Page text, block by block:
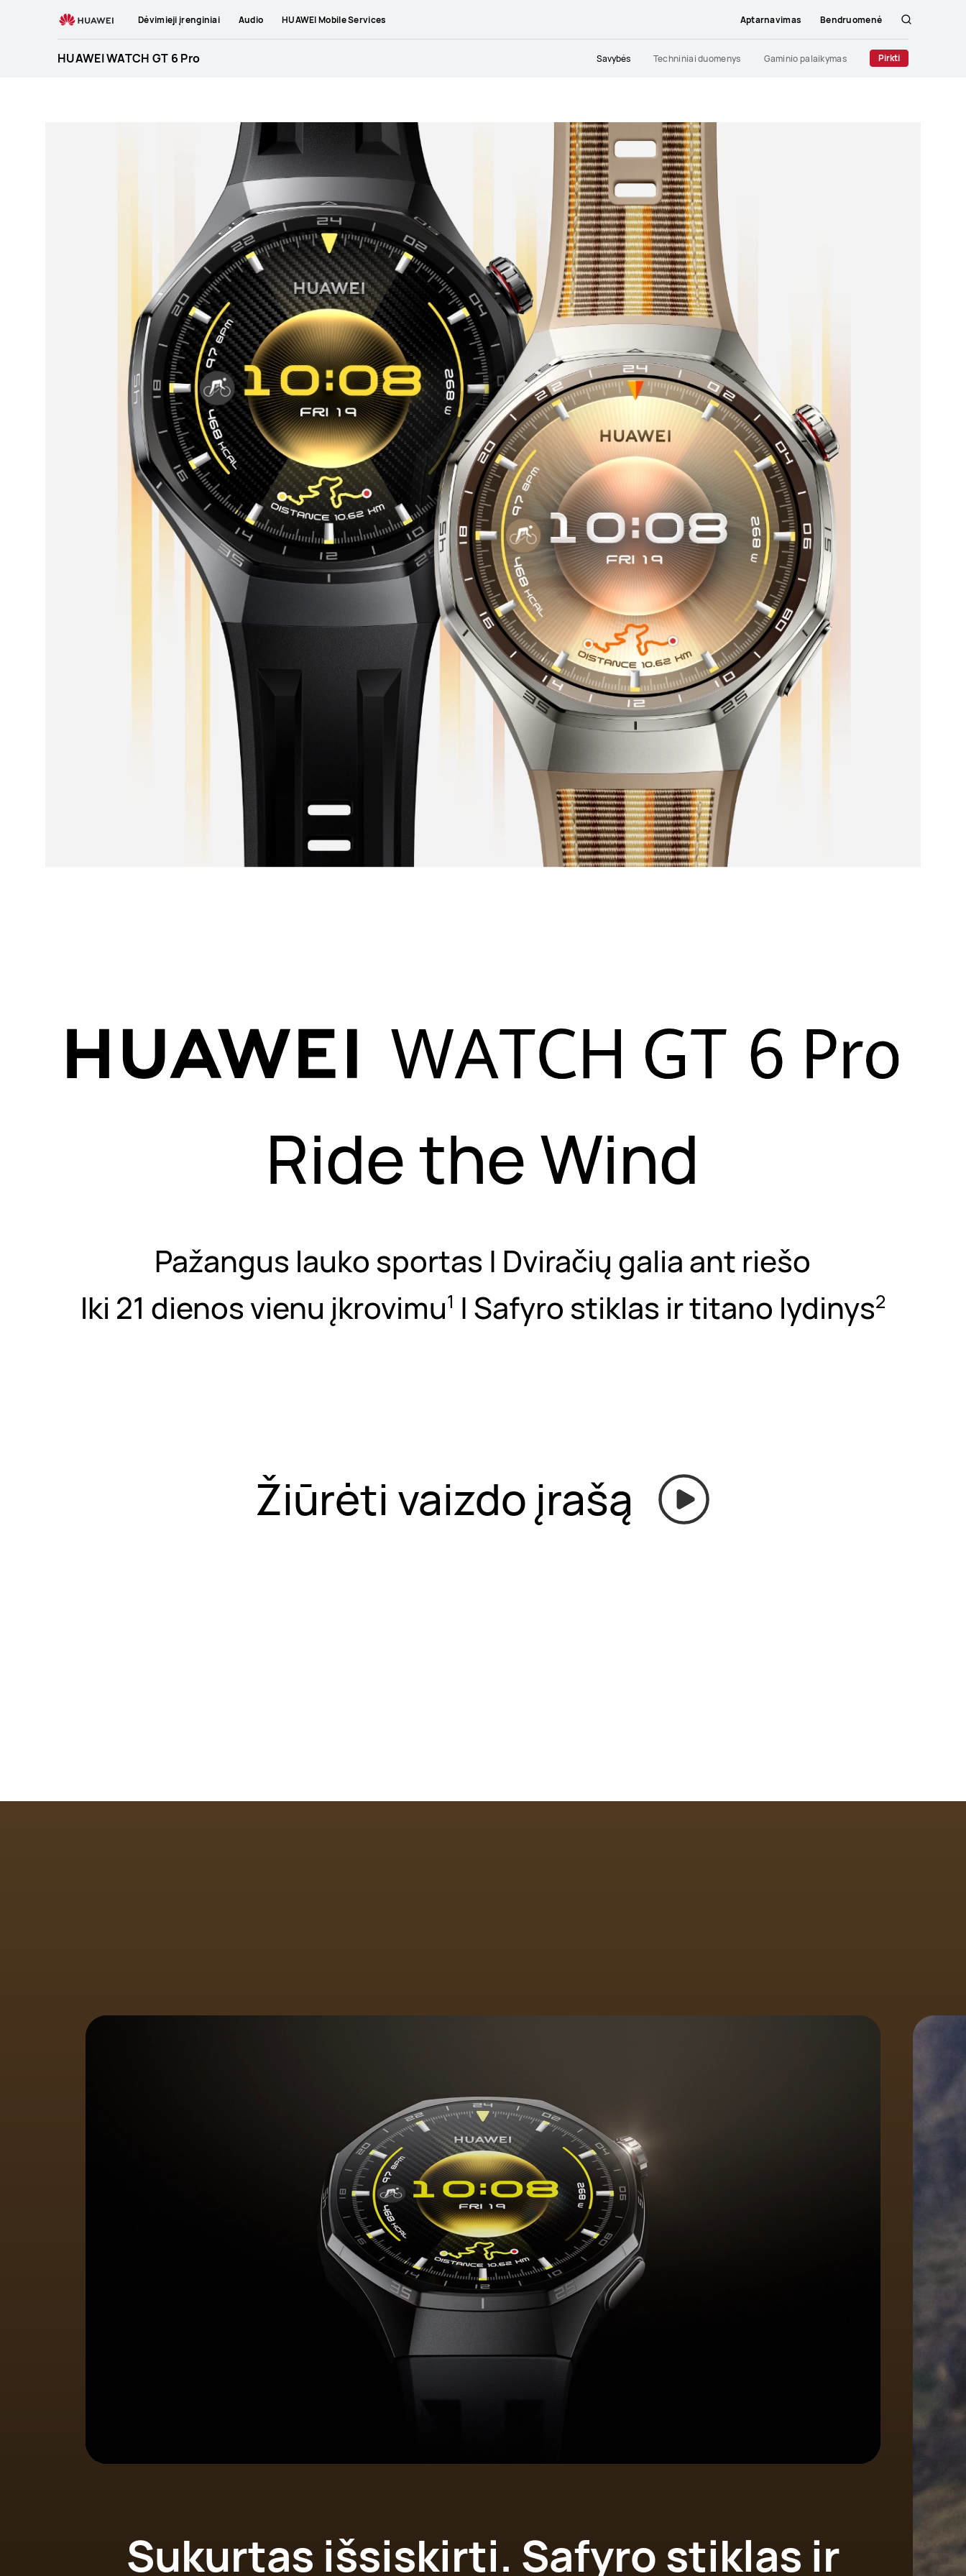
Dėvimieji įrenginiai Audio HUAWEI Mobile Services Aptarnavimas Bendruomenė
Paieška
HUAWEI WATCH GT 6 Pro
Savybės Techniniai duomenys Gaminio palaikymas Pirkti
Ride the Wind
Pažangus lauko sportas | Dviračių galia ant riešo
Iki 21 dienos vienu įkrovimu1 | Safyro stiklas ir titano lydinys2
Žiūrėti vaizdo įrašą